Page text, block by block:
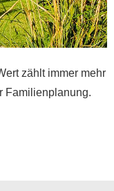
zählt immer mehr
Familienplanung.